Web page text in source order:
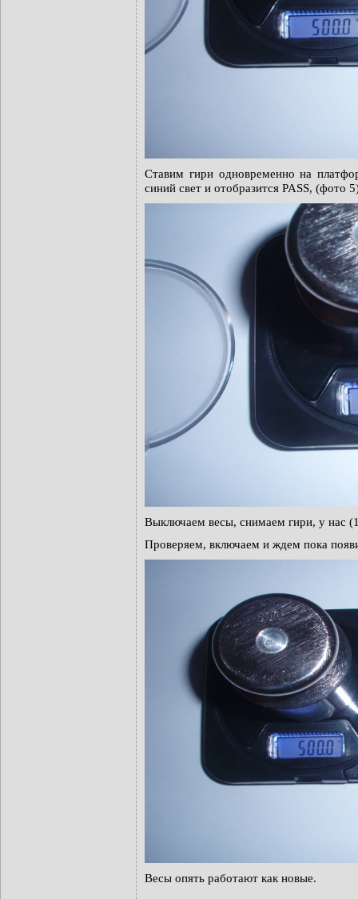
Ставим гири одновременно на
синий свет и отобразится PASS, (фото
Выключаем весы, снимаем гири, у нас
Проверяем, включаем и ждем пока
Весы опять работают как новые.